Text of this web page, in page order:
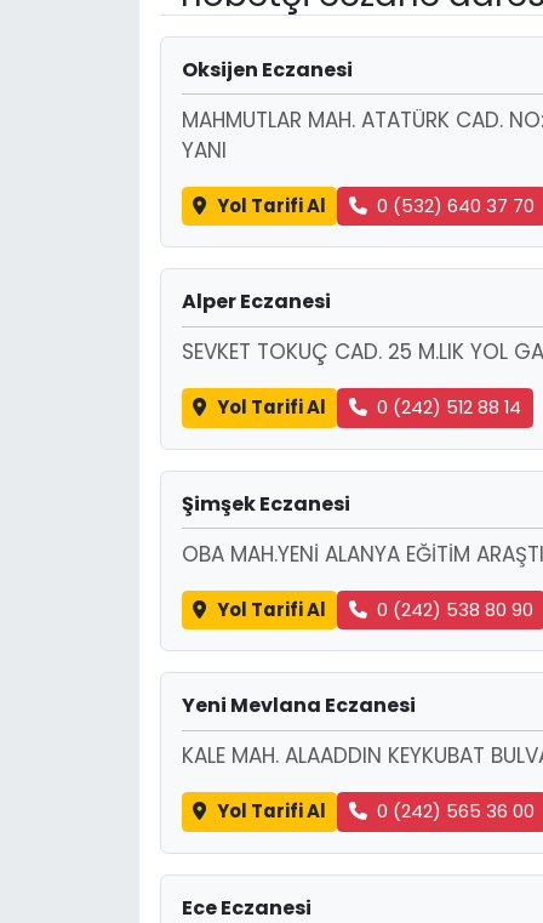
Oksijen Eczanesi
MAHMUTLAR MAH. ATATÜRK CAD.
YANI
Yol Tarifi Al 0 (532) 640 37 70
Alper Eczanesi
SEVKET TOKUÇ CAD. 25 M.LIK YOL
Yol Tarifi Al 0 (242) 512 88 14
Şimşek Eczanesi
OBA MAH.YENİ ALANYA EĞİTİM
Yol Tarifi Al 0 (242) 538 80 90
Yeni Mevlana Eczanesi
KALE MAH. ALAADDIN KEYKUBAT
Yol Tarifi Al 0 (242) 565 36 00
Ece Eczanesi